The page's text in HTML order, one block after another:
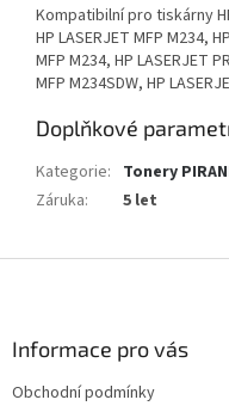
Kompatibilní pro tiskárny
HP LASERJET MFP M234,
MFP M234, HP LASERJET
MFP M234SDW, HP
Doplňkové
Kategorie: Tonery
Záruka: 5 let
Informace pro vás
Obchodní podmínky